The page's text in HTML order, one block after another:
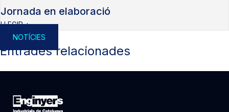
Jornada en elaboració
LLEGIR +
NOTÍCIES
Entrades relacionades